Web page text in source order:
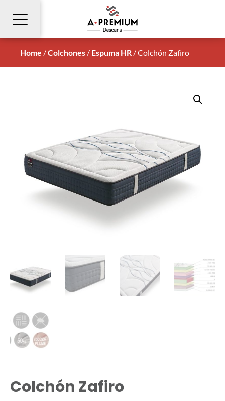
Home /Colchones / Espuma HR /Colchón Zafiro
Colchón Zafiro